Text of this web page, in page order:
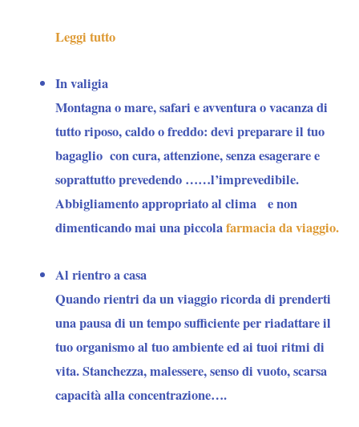
Leggi tutto
In valigia
Montagna o mare, safari e avventura o vacanza di
tutto riposo, caldo o freddo: devi preparare il tuo
bagaglio con cura, attenzione, senza esagerare e
soprattutto prevedendo ……l’imprevedibile.
Abbigliamento appropriato al clima e non
dimenticando mai una piccolafarmacia da viaggio.
Al rientro a casa
Quando rientri da un viaggio ricorda di prenderti
una pausa di un tempo sufficiente per riadattare il
tuo organismo al tuo ambiente ed ai tuoi ritmi di
vita. Stanchezza, malessere, senso di vuoto, scarsa
capacità alla concentrazione….